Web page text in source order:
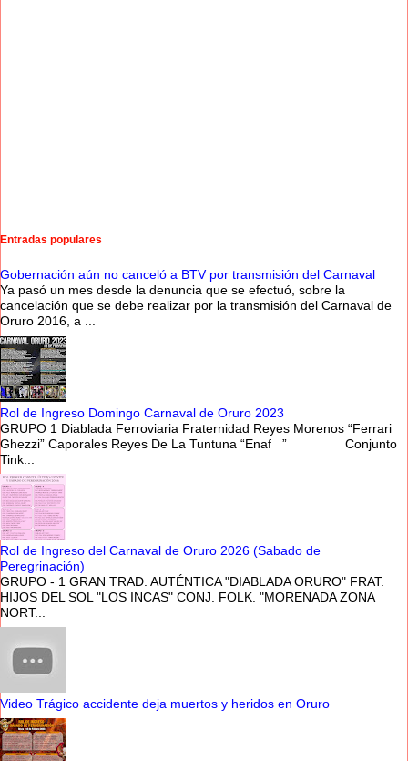
Entradas populares
Gobernación aún no canceló a BTV por transmisión del Carnaval
Ya pasó un mes desde la denuncia que se efectuó, sobre la
cancelación que se debe realizar por la transmisión del Carnaval de
Oruro 2016, a ...
Rol de Ingreso Domingo Carnaval de Oruro 2023
GRUPO 1 Diablada Ferroviaria Fraternidad Reyes Morenos “Ferrari
Ghezzi” Caporales Reyes De La Tuntuna “Enaf ” Conjunto
Tink...
Rol de Ingreso del Carnaval de Oruro 2026 (Sabado de
Peregrinación)
GRUPO - 1 GRAN TRAD. AUTÉNTICA "DIABLADA ORURO" FRAT.
HIJOS DEL SOL "LOS INCAS" CONJ. FOLK. "MORENADA ZONA
NORT...
Video Trágico accidente deja muertos y heridos en Oruro